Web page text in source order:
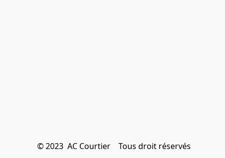
© 2023  AC Courtier    Tous droit réservés